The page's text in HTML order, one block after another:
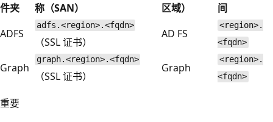
件夹
称（SAN）
区域）
间
ADFS
adfs.<region>.<fqdn>
（SSL 证书）
AD FS
<region>.
<fqdn>
Graph
graph.<region>.<fqdn>
（SSL 证书）
Graph
<region>.
<fqdn>
重要